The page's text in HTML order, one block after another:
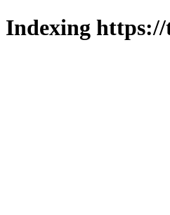
Indexing https://